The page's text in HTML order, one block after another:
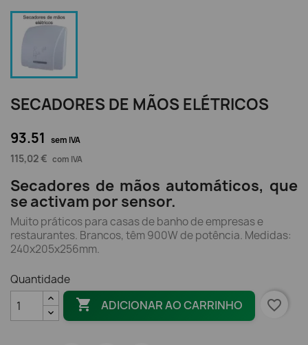
SECADORES DE MÃOS ELÉTRICOS
93.51 sem IVA
115,02 € com IVA
Secadores de mãos automáticos, que
se activam por sensor.
Muito práticos para casas de banho de empresas e
restaurantes. Brancos, têm 900W de potência. Medidas:
240x205x256mm.
Quantidade
 ADICIONAR AO CARRINHO favorite_border